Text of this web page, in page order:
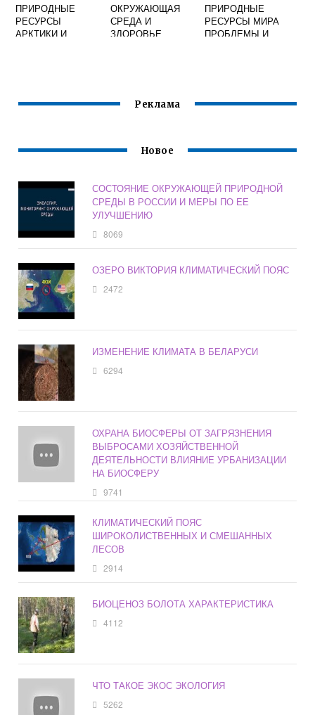
ПРИРОДНЫЕ
РЕСУРСЫ
АРКТИКИ И
ОКРУЖАЮЩАЯ
СРЕДА И
ЗДОРОВЬЕ
ПРИРОДНЫЕ
РЕСУРСЫ МИРА
ПРОБЛЕМЫ И
Реклама
Новое
СОСТОЯНИЕ ОКРУЖАЮЩЕЙ ПРИРОДНОЙ
СРЕДЫ В РОССИИ И МЕРЫ ПО ЕЕ
УЛУЧШЕНИЮ
8069
ОЗЕРО ВИКТОРИЯ КЛИМАТИЧЕСКИЙ ПОЯС
2472
ИЗМЕНЕНИЕ КЛИМАТА В БЕЛАРУСИ
6294
ОХРАНА БИОСФЕРЫ ОТ ЗАГРЯЗНЕНИЯ
ВЫБРОСАМИ ХОЗЯЙСТВЕННОЙ
ДЕЯТЕЛЬНОСТИ ВЛИЯНИЕ УРБАНИЗАЦИИ
НА БИОСФЕРУ
9741
КЛИМАТИЧЕСКИЙ ПОЯС
ШИРОКОЛИСТВЕННЫХ И СМЕШАННЫХ
ЛЕСОВ
2914
БИОЦЕНОЗ БОЛОТА ХАРАКТЕРИСТИКА
4112
ЧТО ТАКОЕ ЭКОС ЭКОЛОГИЯ
5262